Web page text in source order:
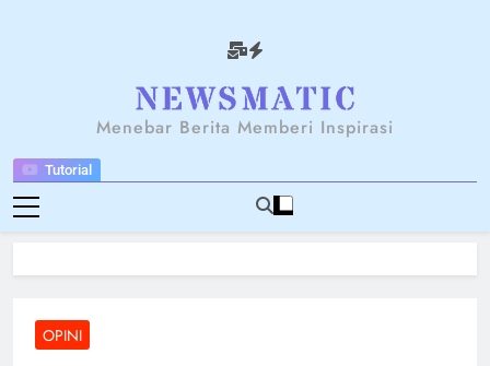
Tutorial
NEWSANTARA
Menebar Berita Memberi Inspirasi
OPINI